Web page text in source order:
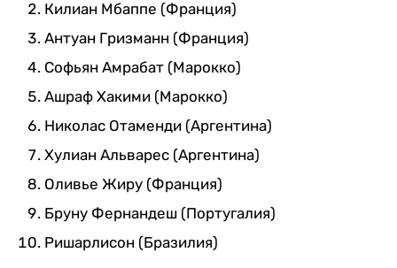
Килиан Мбаппе (Франция)
Антуан Гризманн (Франция)
Софьян Амрабат (Марокко)
Ашраф Хакими (Марокко)
Николас Отаменди (Аргентина)
Хулиан Альварес (Аргентина)
Оливье Жиру (Франция)
Бруну Фернандеш (Португалия)
Ришарлисон (Бразилия)